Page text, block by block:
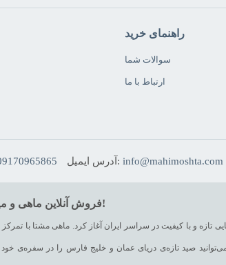
راهنمای خرید
سوالات شما
ارتباط با ما
آدرس ایمیل: info@mahimoshta.com
فروش آنلاین ماهی و میگو تازه جنوب ایران در فروشگاه اینترنتی ماهی مشتا، ماهی تازه‌ش خوبه!
و با کیفیت در سراسر ایران آغاز کرد. ماهی مشتا با
صید تازه‌ی دریای عمان و خلیج فارس را در سفره‌ی خود